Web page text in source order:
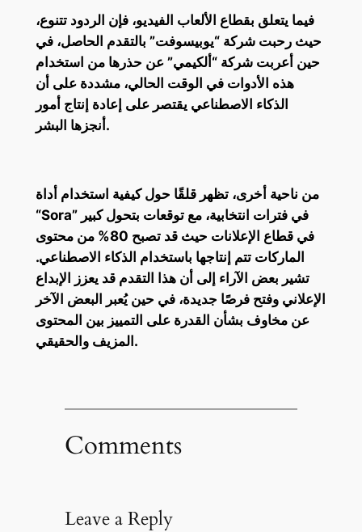
فيما يتعلق بقطاع الألعاب الفيديو، فإن الردود تتنوع،
حيث رحبت شركة “يوبيسوفت” بالتقدم الحاصل، في
حين أعربت شركة “ألكيمي” عن حذرها من استخدام
هذه الأدوات في الوقت الحالي، مشددة على أن
الذكاء الاصطناعي يقتصر على إعادة إنتاج أمور
أنجزها البشر.
من ناحية أخرى، تظهر قلقًا حول كيفية استخدام أداة
“Sora” في فترات انتخابية، مع توقعات بتحول كبير
في قطاع الإعلانات حيث قد تصبح 80% من محتوى
الماركات تتم إنتاجها باستخدام الذكاء الاصطناعي.
تشير بعض الآراء إلى أن هذا التقدم قد يعزز الإبداع
الإعلاني وفتح فرصًا جديدة، في حين يُعبر البعض الآخر
عن مخاوف بشأن القدرة على التمييز بين المحتوى
المزيف والحقيقي.
Comments
Leave a Reply